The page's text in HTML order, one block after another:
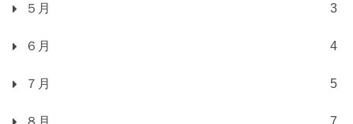
５月 3
６月 4
７月 5
８月 7